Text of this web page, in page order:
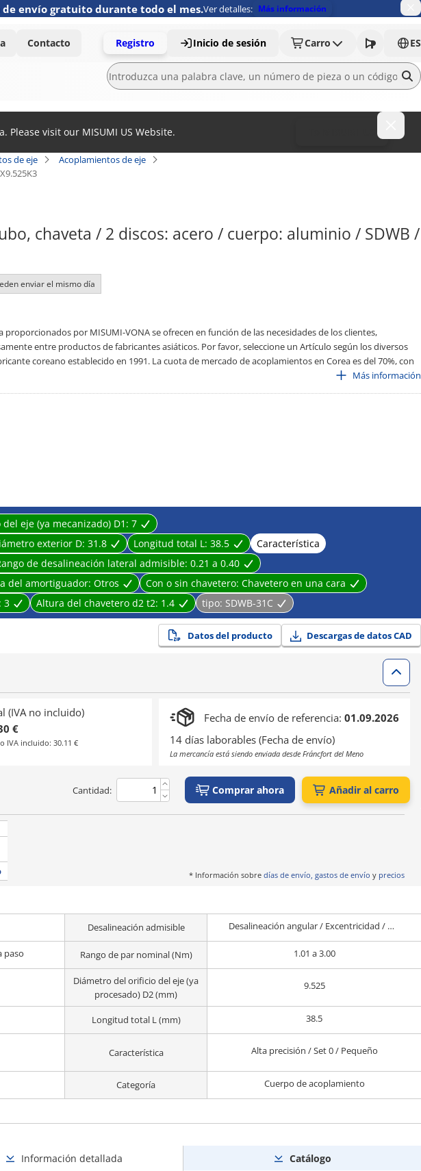
envío gratuito durante todo el mes.Ver detalles: Más información
Contacto Registro Inicio de sesión Carro ES
Please visit our MISUMI US Website.
de eje
Acoplamientos de eje
chaveta / 2 discos: acero / cuerpo: aluminio / SDWB /
enviar el mismo día
proporcionados por MISUMI-VONA se ofrecen en función de las necesidades de los clientes,
entre productos de fabricantes asiáticos. Por favor, seleccione un Artículo según los diversos
coreano establecido en 1991. La cuota de mercado de acoplamientos en Corea es del 70%, con
Más información
eje (ya mecanizado) D1: 7
exterior D: 31.8 Longitud total L: 38.5
Característica
de desalineación lateral admisible: 0.21 a 0.40
del amortiguador: Otros Con o sin chavetero: Chavetero en una cara
3 Altura del chavetero d2 t2: 1.4 tipo: SDWB-31C
Datos del producto Descargas de datos CAD
(IVA no incluido)
€
IVA incluido: 30.11 €
Fecha de envío de referencia: 01.09.2026
14 días laborables (Fecha de envío)
La mercancía está siendo enviada desde Fráncfort del Meno
Cantidad: Comprar ahora Añadir al carro
* Información sobre días de envío, gastos de envío y precios
Desalineación admisible Desalineación angular / Excentricidad / Desalineación axial
paso Rango de par nominal (Nm) 1.01 a 3.00
Diámetro del orificio del eje (ya
procesado) D2 (mm)
9.525
Longitud total L (mm) 38.5
Característica Alta precisión / Set 0 / Pequeño
Categoría Cuerpo de acoplamiento
Información detallada Catálogo